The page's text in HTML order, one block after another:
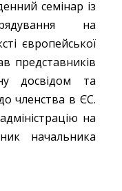
семінар із
на
європейської
представників
досвідом та
членства в ЄС.
на
начальника